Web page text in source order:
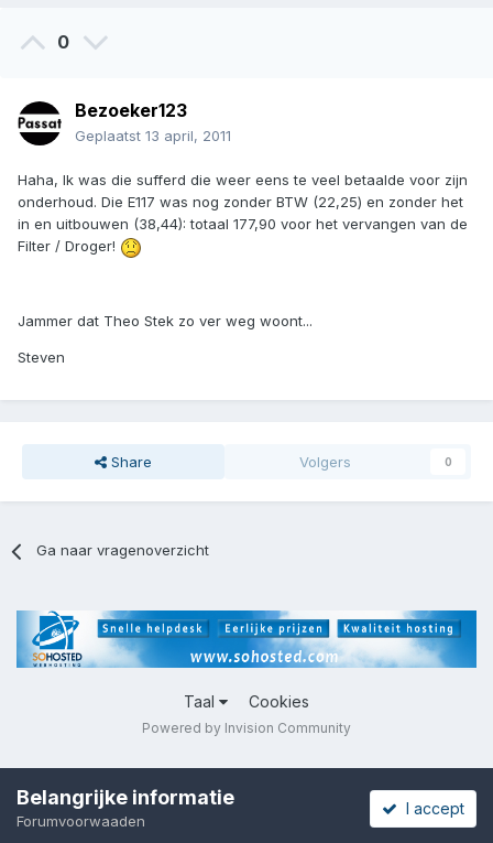
0
Bezoeker123
Geplaatst 13 april, 2011
Haha, Ik was die sufferd die weer eens te veel betaalde voor zijn
onderhoud. Die E117 was nog zonder BTW (22,25) en zonder het
in en uitbouwen (38,44): totaal 177,90 voor het vervangen van de
Filter / Droger!
Jammer dat Theo Stek zo ver weg woont...
Steven
Share Volgers 0
Ga naar vragenoverzicht
Taal Cookies
Powered by Invision Community
Belangrijke informatie
Forumvoorwaaden
I accept